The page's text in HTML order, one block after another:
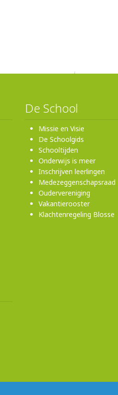
De School
Missie en Visie
De Schoolgids
Schooltijden
Onderwijs is meer
Inschrijven leerlingen
Medezeggenschapsraad
Oudervereniging
Vakantierooster
Klachtenregeling Blosse